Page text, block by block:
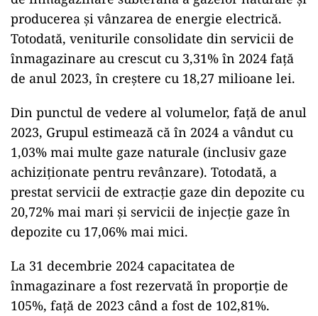
producerea și vânzarea de energie electrică.
Totodată, veniturile consolidate din servicii de
înmagazinare au crescut cu 3,31% în 2024 față
de anul 2023, în creștere cu 18,27 milioane lei.
Din punctul de vedere al volumelor, față de anul
2023, Grupul estimează că în 2024 a vândut cu
1,03% mai multe gaze naturale (inclusiv gaze
achiziționate pentru revânzare). Totodată, a
prestat servicii de extracție gaze din depozite cu
20,72% mai mari și servicii de injecție gaze în
depozite cu 17,06% mai mici.
La 31 decembrie 2024 capacitatea de
înmagazinare a fost rezervată în proporție de
105%, față de 2023 când a fost de 102,81%.